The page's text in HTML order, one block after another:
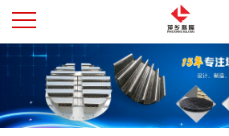
公
司